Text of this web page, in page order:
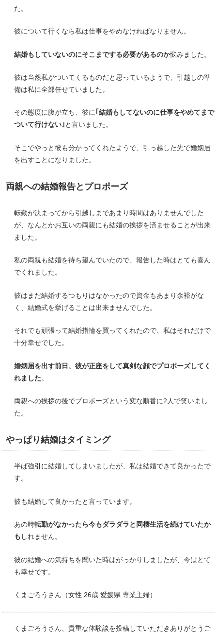
た。
彼について行くなら私は仕事をやめなければなりません。
結婚もしていないのにそこまでする必要があるのか悩みました。
彼は当然私がついてくるものだと思っているようで、引越しの準
備は私に全部任せていました。
その態度に腹が立ち、彼に｢結婚もしてないのに仕事をやめてまで
ついて行けない｣と言いました。
そこでやっと彼も分かってくれたようで、引っ越した先で婚姻届
を出すことになりました。
両親への結婚報告とプロポーズ
転勤が決まってから引越しまであまり時間はありませんでした
が、なんとかお互いの両親にも結婚の挨拶を済ませることが出来
ました。
私の両親も結婚を待ち望んでいたので、報告した時はとても喜ん
でくれました。
彼はまだ結婚するつもりはなかったので資金もあまり余裕がな
く、結婚式を挙げることは出来ませんでした。
それでも頑張って結婚指輪を買ってくれたので、私はそれだけで
十分幸せでした。
婚姻届を出す前日、彼が正座をして真剣な顔でプロポーズしてく
れました。
両親への挨拶の後でプロポーズという変な順番に2人で笑いまし
た。
やっぱり結婚はタイミング
半ば強引に結婚してしまいましたが、私は結婚できて良かったで
す。
彼も結婚して良かったと言っています。
あの時転勤がなかったら今もダラダラと同棲生活を続けていたか
も しれません。
彼の結婚への気持ちを聞いた時はがっかりしましたが、今はとて
も幸せです。
くまごろうさん（女性 26歳 愛媛県 専業主婦）
くまごろうさん、貴重な体験談を投稿していただきありがとうご